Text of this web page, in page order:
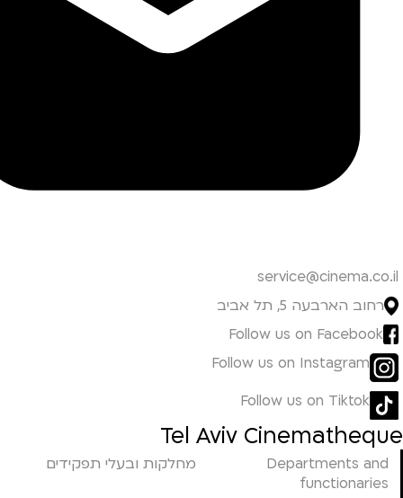
service@cinema.co.il
רחוב הארבעה 5, תל אביב
Follow us on Facebook
Follow us on Instagram
Follow us on Tiktok
Tel Aviv Cinematheque
Departments and
functionaries
מחלקות ובעלי תפקידים